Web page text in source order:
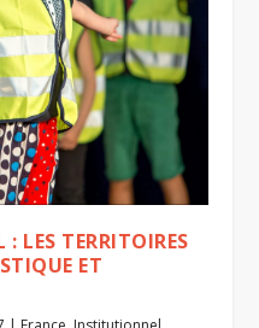
LES TERRITOIRES
ET